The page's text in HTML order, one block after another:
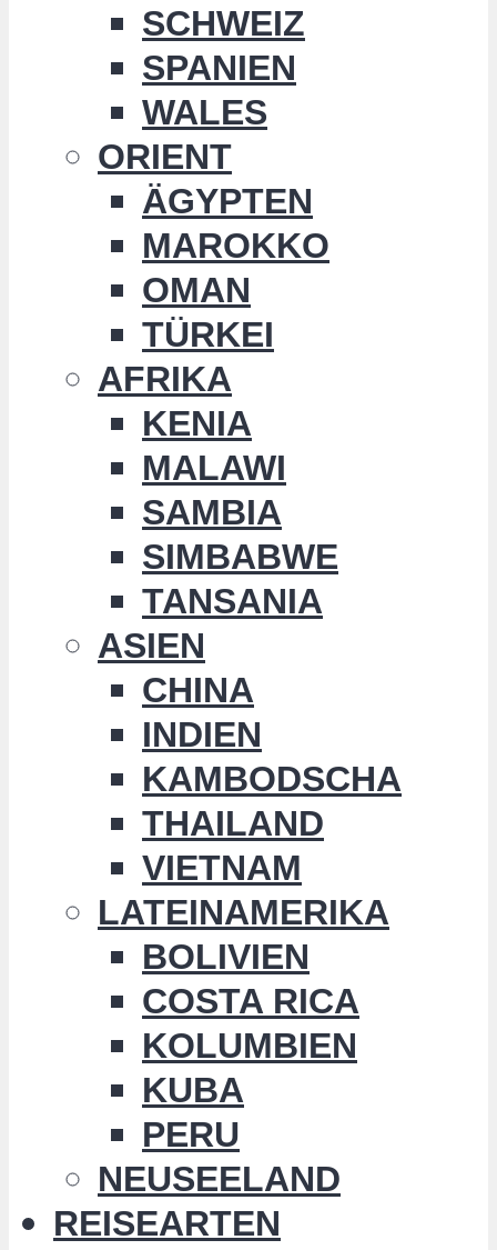
SCHWEIZ
SPANIEN
WALES
ORIENT
ÄGYPTEN
MAROKKO
OMAN
TÜRKEI
AFRIKA
KENIA
MALAWI
SAMBIA
SIMBABWE
TANSANIA
ASIEN
CHINA
INDIEN
KAMBODSCHA
THAILAND
VIETNAM
LATEINAMERIKA
BOLIVIEN
COSTA RICA
KOLUMBIEN
KUBA
PERU
NEUSEELAND
REISEARTEN